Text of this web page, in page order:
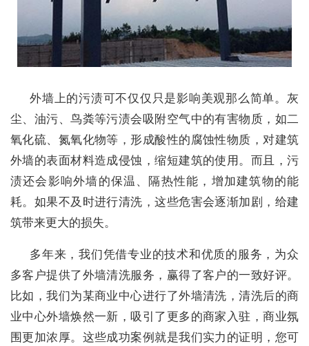
外墙上的污渍可不仅仅只是影响美观那么简单。灰
尘、油污、鸟粪等污渍会吸附空气中的有害物质，如二
氧化硫、氮氧化物等，形成酸性的腐蚀性物质，对建筑
外墙的表面材料造成侵蚀，缩短建筑的使用。而且，污
渍还会影响外墙的保温、隔热性能，增加建筑物的能
耗。如果不及时进行清洗，这些危害会逐渐加剧，给建
筑带来更大的损失。
多年来，我们凭借专业的技术和优质的服务，为众
多客户提供了外墙清洗服务，赢得了客户的一致好评。
比如，我们为某商业中心进行了外墙清洗，清洗后的商
业中心外墙焕然一新，吸引了更多的商家入驻，商业氛
围更加浓厚。这些成功案例就是我们实力的证明，您可